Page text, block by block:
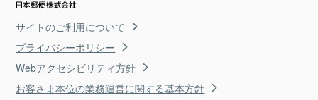
サイトのご利用について
プライバシーポリシー
Webアクセシビリティ方針
お客さま本位の業務運営に関する基本方針